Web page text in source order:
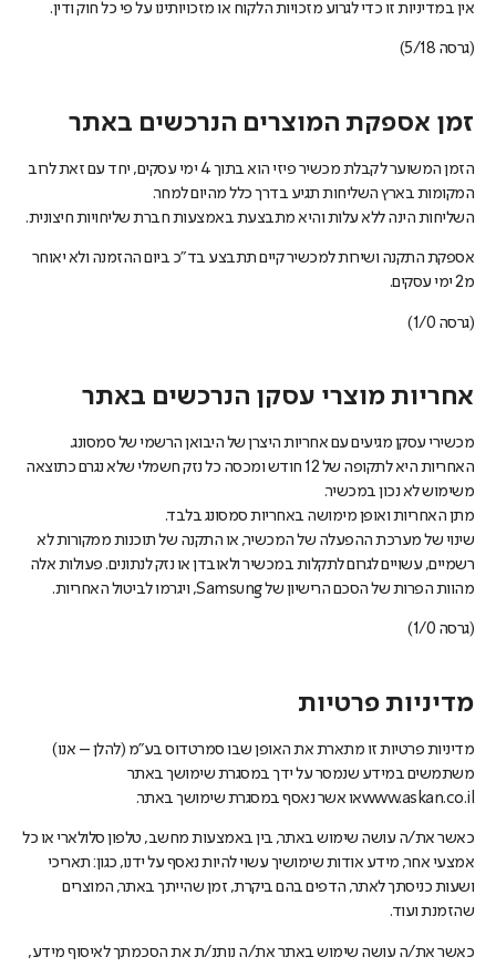
אין במדיניות זו כדי לגרוע מזכויות הלקוח או מזכויותינו על פי כל חוק ודין.
(גרסה 5/18)
זמן אספקת המוצרים הנרכשים באתר
הזמן המשוער לקבלת מכשיר פיזי הוא בתוך 4 ימי עסקים, יחד עם זאת לרוב
המקומות בארץ השליחות תגיע בדרך כלל מהיום למחר.
השליחות הינה ללא עלות והיא מתבצעת באמצעות חברת שליחויות חיצונית.
אספקת התקנה ושירות למכשיר קיים תתבצע בד"כ ביום ההזמנה ולא יאוחר
מ2 ימי עסקים.
(גרסה 1/0)
אחריות מוצרי עסקן הנרכשים באתר
מכשירי עסקן מגיעים עם אחריות היצרן של היבואן הרשמי של סמסונג.
האחריות היא לתקופה של 12 חודש ומכסה כל נזק חשמלי שלא נגרם כתוצאה
משימוש לא נכון במכשיר.
מתן האחריות ואופן מימושה באחריות סמסונג בלבד.
שינוי של מערכת ההפעלה של המכשיר, או התקנה של תוכנות ממקורות לא
רשמיים, עשויים לגרום לתקלות במכשיר ולאובדן או נזק לנתונים. פעולות אלה
מהוות הפרות של הסכם הרישיון של Samsung, ויגרמו לביטול האחריות.
(גרסה 1/0)
מדיניות פרטיות
מדיניות פרטיות זו מתארת את האופן שבו סמרטדוס בע"מ (להלן – אנו)
משתמשים במידע שנמסר על ידך במסגרת שימושך באתר
www.askan.co.ilאו אשר נאסף במסגרת שימושך באתר.
כאשר את/ה עושה שימוש באתר, בין באמצעות מחשב, טלפון סלולארי או כל
אמצעי אחר, מידע אודות שימושיך עשוי להיות נאסף על ידנו, כגון: תאריכי
ושעות כניסתך לאתר, הדפים בהם ביקרת, זמן שהייתך באתר, המוצרים
שהזמנת ועוד.
כאשר את/ה עושה שימוש באתר את/ה נותנ/ת את הסכמתך לאיסוף מידע,